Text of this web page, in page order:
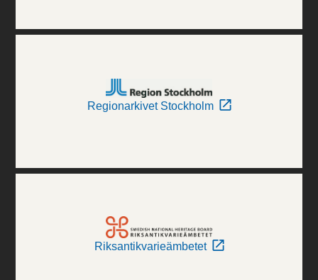
Regionarkivet Stockholm
Riksantikvarieämbetet